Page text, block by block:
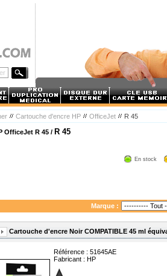
Cartouche d'encre HP OfficeJet R 45
OfficeJet R 45 / R 45
En stock
Marque :
Cartouche d'encre Noir COMPATIBLE 45 ml
Référence : 51645AE
Fabricant : HP